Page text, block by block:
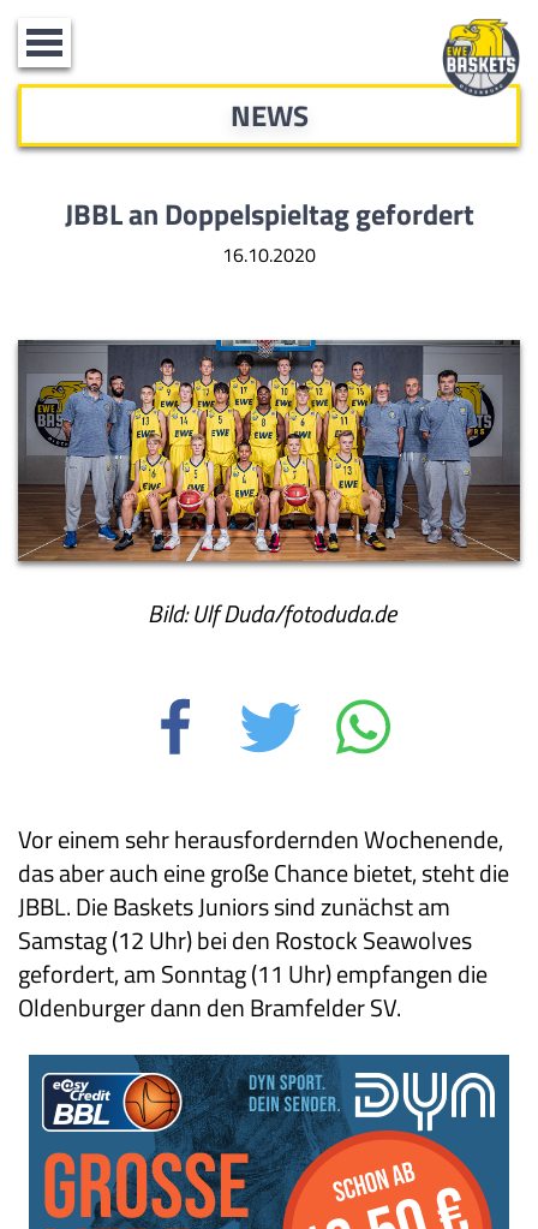
Toggle
navigation
NEWS
JBBL an Doppelspieltag gefordert
16.10.2020
Bild: Ulf Duda/fotoduda.de
Vor einem sehr herausfordernden Wochenende,
das aber auch eine große Chance bietet, steht die
JBBL. Die Baskets Juniors sind zunächst am
Samstag (12 Uhr) bei den Rostock Seawolves
gefordert, am Sonntag (11 Uhr) empfangen die
Oldenburger dann den Bramfelder SV.